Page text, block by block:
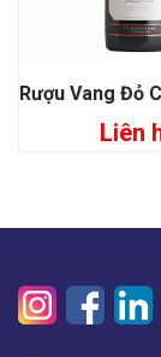
Liên